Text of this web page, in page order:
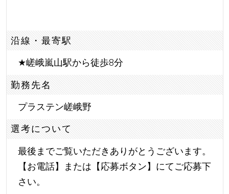
沿線・最寄駅
★嵯峨嵐山駅から徒歩8分
勤務先名
プラステン嵯峨野
選考について
最後までご覧いただきありがとうございます。
【お電話】または【応募ボタン】にてご応募下
さい。